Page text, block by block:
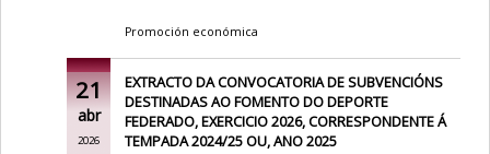
Promoción económica
21
abr
2026
EXTRACTO DA CONVOCATORIA DE SUBVENCIÓNS
DESTINADAS AO FOMENTO DO DEPORTE
FEDERADO, EXERCICIO 2026, CORRESPONDENTE Á
TEMPADA 2024/25 OU, ANO 2025